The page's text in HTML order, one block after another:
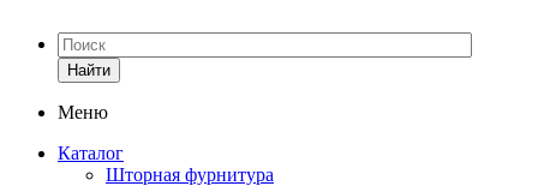
Найти
Меню
Каталог
Шторная фурнитура